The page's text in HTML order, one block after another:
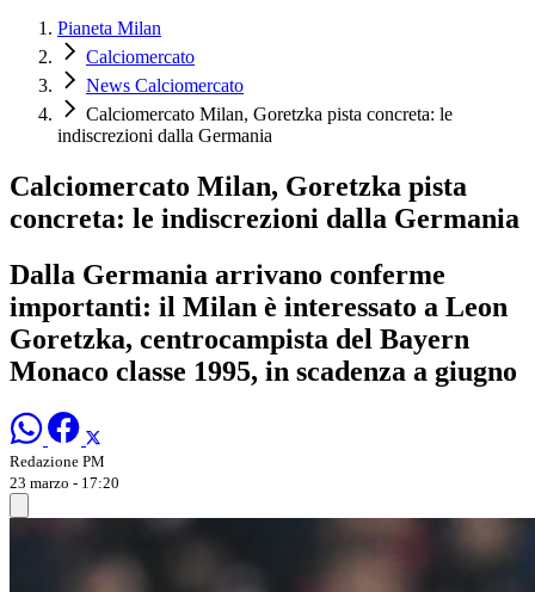
Pianeta Milan
Calciomercato
News Calciomercato
Calciomercato Milan, Goretzka pista concreta: le
indiscrezioni dalla Germania
Calciomercato Milan, Goretzka pista
concreta: le indiscrezioni dalla Germania
Dalla Germania arrivano conferme
importanti: il Milan è interessato a Leon
Goretzka, centrocampista del Bayern
Monaco classe 1995, in scadenza a giugno
Redazione PM
23 marzo - 17:20